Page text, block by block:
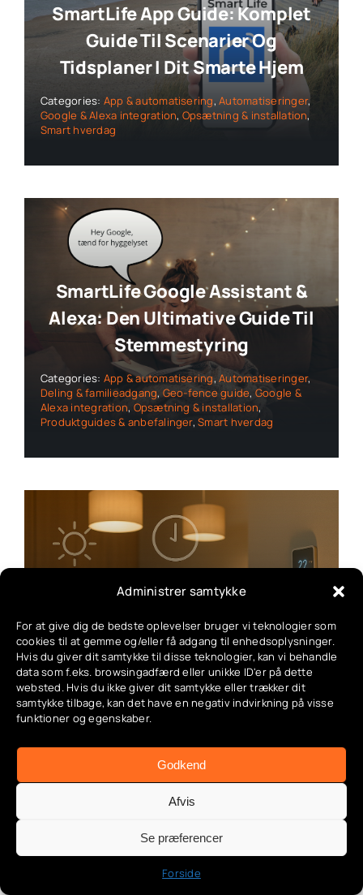
Administrer samtykke
For at give dig de bedste oplevelser bruger vi teknologier som
cookies til at gemme og/eller få adgang til enhedsoplysninger.
Hvis du giver dit samtykke til disse teknologier, kan vi behandle
data som f.eks. browsingadfærd eller unikke ID'er på dette
websted. Hvis du ikke giver dit samtykke eller trækker dit
samtykke tilbage, kan det have en negativ indvirkning på visse
funktioner og egenskaber.
Godkend
Afvis
Se præferencer
Forside
SmartLife App Guide: Komplet
Guide Til Scenarier Og
Tidsplaner I Dit Smarte Hjem
Categories: App & automatisering,Automatiseringer,
Google & Alexa integration, Opsætning & installation,
Smart hverdag
SmartLife Google Assistant &
Alexa: Den Ultimative Guide Til
Stemmestyring
Categories: App & automatisering,Automatiseringer,
Deling & familieadgang, Geo-fence guide, Google &
Alexa integration, Opsætning & installation,
Produktguides & anbefalinger,Smart hverdag
Smart Home Automatisering:
Smarte Hjem
Categories:App & automatisering,Automatiseringer,
Bevægelsessensorer i haven,Deling & familieadgang
Energimåling ,Geo-fence guide,Indendørs belysning,
Lys automatisering,Opsætning & installation
Produktguides & anbefalinger
energi,Smart have,Smart hverdag,Strømstyring,Tuya
Udendørs belysning